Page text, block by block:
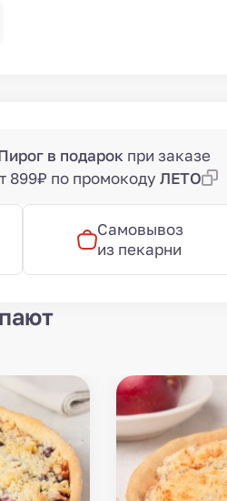
в подарок при заказе
899₽ по промокоду ЛЕТО
Самовывоз
из пекарни